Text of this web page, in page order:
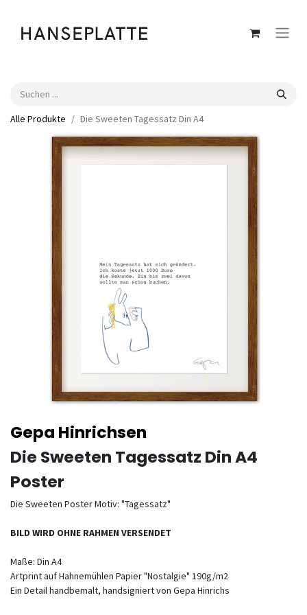
Alle Produkte Die Sweeten Tagessatz Din A4
Gepa Hinrichsen
Die Sweeten Tagessatz Din A4
Poster
Die Sweeten Poster Motiv: "Tagessatz"
BILD WIRD OHNE RAHMEN VERSENDET
Maße: Din A4
Artprint auf Hahnemühlen Papier "Nostalgie" 190g/m2
Ein Detail handbemalt, handsigniert von Gepa Hinrichs